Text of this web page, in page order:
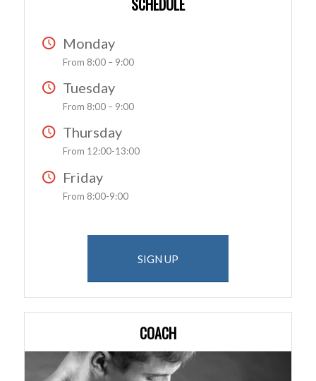
SCHEDULE
Monday
From 8:00 – 9:00
Tuesday
From 8:00 – 9:00
Thursday
From 12:00-13:00
Friday
From 8:00-9:00
SIGN UP
COACH